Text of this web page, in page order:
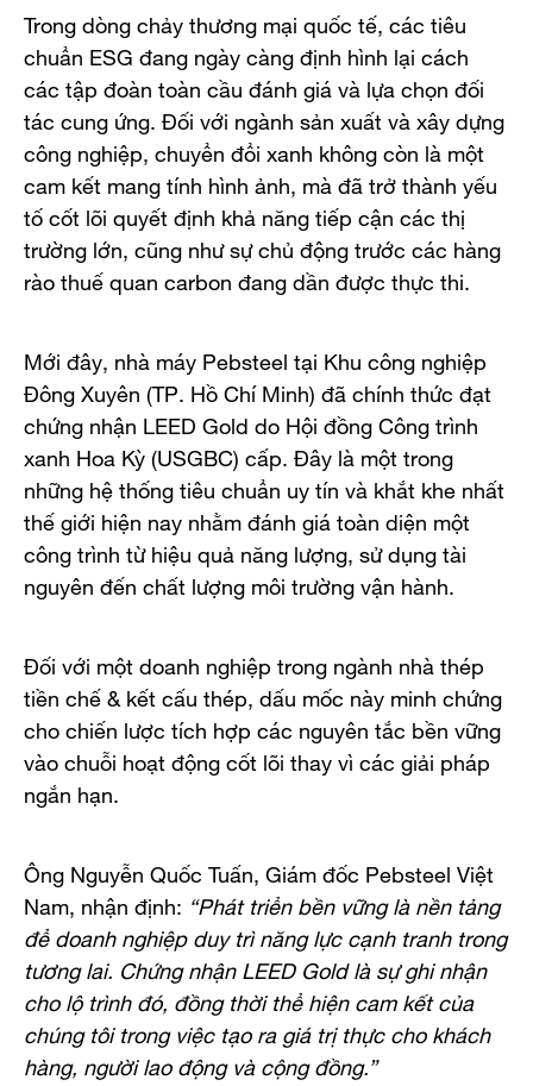
Trong dòng chảy thương mại quốc tế, các tiêu
chuẩn ESG đang ngày càng định hình lại cách
các tập đoàn toàn cầu đánh giá và lựa chọn đối
tác cung ứng. Đối với ngành sản xuất và xây dựng
công nghiệp, chuyển đổi xanh không còn là một
cam kết mang tính hình ảnh, mà đã trở thành yếu
tố cốt lõi quyết định khả năng tiếp cận các thị
trường lớn, cũng như sự chủ động trước các hàng
rào thuế quan carbon đang dần được thực thi.
Mới đây, nhà máy Pebsteel tại Khu công nghiệp
Đông Xuyên (TP. Hồ Chí Minh) đã chính thức đạt
chứng nhận LEED Gold do Hội đồng Công trình
xanh Hoa Kỳ (USGBC) cấp. Đây là một trong
những hệ thống tiêu chuẩn uy tín và khắt khe nhất
thế giới hiện nay nhằm đánh giá toàn diện một
công trình từ hiệu quả năng lượng, sử dụng tài
nguyên đến chất lượng môi trường vận hành.
Đối với một doanh nghiệp trong ngành nhà thép
tiền chế & kết cấu thép, dấu mốc này minh chứng
cho chiến lược tích hợp các nguyên tắc bền vững
vào chuỗi hoạt động cốt lõi thay vì các giải pháp
ngắn hạn.
Ông Nguyễn Quốc Tuấn, Giám đốc Pebsteel Việt
Nam, nhận định: “Phát triển bền vững là nền tảng
để doanh nghiệp duy trì năng lực cạnh tranh trong
tương lai. Chứng nhận LEED Gold là sự ghi nhận
cho lộ trình đó, đồng thời thể hiện cam kết của
chúng tôi trong việc tạo ra giá trị thực cho khách
hàng, người lao động và cộng đồng.”